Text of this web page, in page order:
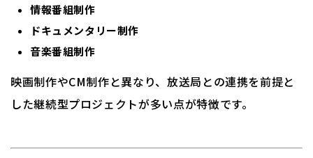
情報番組制作
ドキュメンタリー制作
音楽番組制作
映画制作やCM制作と異なり、放送局との連携を前提と
した継続型プロジェクトが多い点が特徴です。